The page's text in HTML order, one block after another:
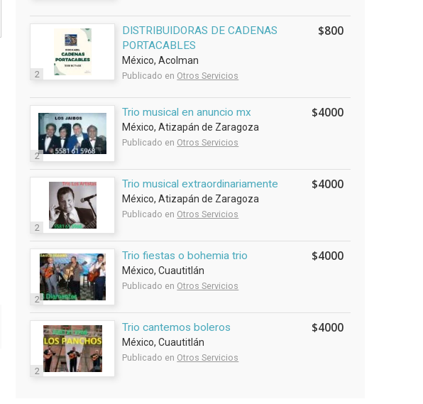
2
DISTRIBUIDORAS DE CADENAS
PORTACABLES
México, Acolman
Publicado en Otros Servicios
$800
2
Trio musical en anuncio mx
México, Atizapán de Zaragoza
Publicado en Otros Servicios
$4000
2
Trio musical extraordinariamente
México, Atizapán de Zaragoza
Publicado en Otros Servicios
$4000
2
Trio fiestas o bohemia trio
México, Cuautitlán
Publicado en Otros Servicios
$4000
2
Trio cantemos boleros
México, Cuautitlán
Publicado en Otros Servicios
$4000